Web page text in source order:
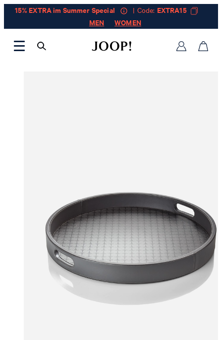
15% EXTRA im Summer Special | Code: EXTRA15
MEN
WOMEN